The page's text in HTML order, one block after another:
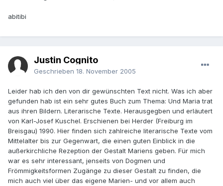
abitibi
Justin Cognito
Geschrieben 18. November 2005
Leider hab ich den von dir gewünschten Text nicht. Was ich aber
gefunden hab ist ein sehr gutes Buch zum Thema: Und Maria trat
aus ihren Bildern. Literarische Texte. Herausgegben und erläutert
von Karl-Josef Kuschel. Erschienen bei Herder (Freiburg im
Breisgau) 1990. Hier finden sich zahlreiche literarische Texte vom
Mittelalter bis zur Gegenwart, die einen guten Einblick in die
außerkirchliche Rezeption der Gestalt Mariens geben. Für mich
war es sehr interessant, jenseits von Dogmen und
Frömmigkeitsformen Zugänge zu dieser Gestalt zu finden, die
mich auch viel über das eigene Marien- und vor allem auch